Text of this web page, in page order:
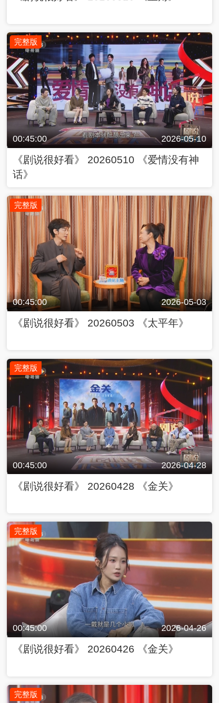
完整版
00:45:00 2026-05-10
《剧说很好看》 20260510 《爱情没有神
话》
完整版
00:45:00 2026-05-03
《剧说很好看》 20260503 《太平年》
完整版
00:45:00 2026-04-28
《剧说很好看》 20260428 《金关》
完整版
00:45:00 2026-04-26
《剧说很好看》 20260426 《金关》
完整版